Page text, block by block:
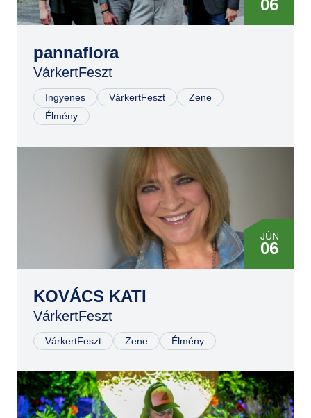
06
pannaflora
VárkertFeszt
Ingyenes VárkertFeszt
Zene
Élmény
JÚN
06
KOVÁCS KATI
VárkertFeszt
VárkertFeszt Zene Élmény